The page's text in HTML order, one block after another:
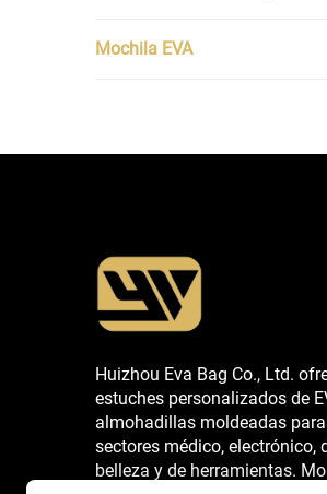
Mochila EVA
Huizhou Eva Bag Co., Ltd.
estuches personalizados de
almohadillas moldeadas
sectores médico, electrónico,
belleza y de herramientas.